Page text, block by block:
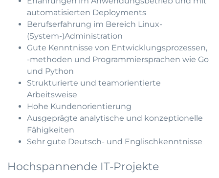
automatisierten Deployments
Berufserfahrung im Bereich Linux-
(System-)Administration
Gute Kenntnisse von Entwicklungsprozessen,
-methoden und Programmiersprachen wie Go
und Python
Strukturierte und teamorientierte
Arbeitsweise
Hohe Kundenorientierung
Ausgeprägte analytische und konzeptionelle
Fähigkeiten
Sehr gute Deutsch- und Englischkenntnisse
Hochspannende IT-Projekte